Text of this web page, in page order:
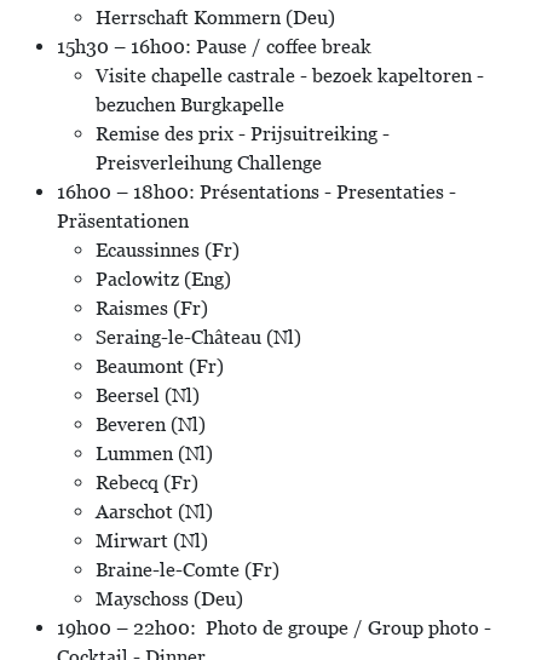
Herrschaft Kommern (Deu)
15h30 – 16h00: Pause / coffee break
Visite chapelle castrale - bezoek kapeltoren -
bezuchen Burgkapelle
Remise des prix - Prijsuitreiking -
Preisverleihung Challenge
16h00 – 18h00: Présentations - Presentaties -
Präsentationen
Ecaussinnes (Fr)
Paclowitz (Eng)
Raismes (Fr)
Seraing-le-Château (Nl)
Beaumont (Fr)
Beersel (Nl)
Beveren (Nl)
Lummen (Nl)
Rebecq (Fr)
Aarschot (Nl)
Mirwart (Nl)
Braine-le-Comte (Fr)
Mayschoss (Deu)
19h00 – 22h00: Photo de groupe / Group photo -